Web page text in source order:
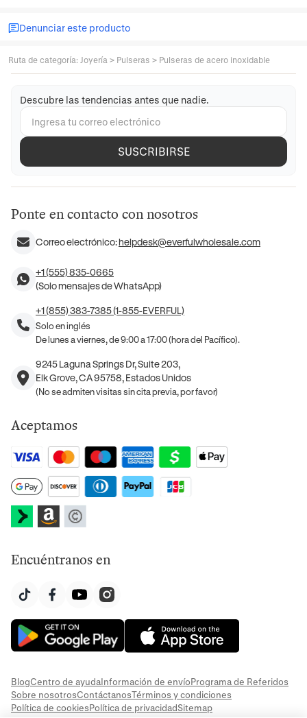
Denunciar este producto
Ruta de categoría: Joyería > Pulseras > Pulseras de acero inoxidable
Descubre las tendencias antes que nadie.
SUSCRIBIRSE
Ponte en contacto con nosotros
Correo electrónico:helpdesk@everfulwholesale.com
+1 (555) 835-0665
(Solo mensajes de WhatsApp)
+1 (855) 383-7385 (1-855-EVERFUL)
Solo en inglés
De lunes a viernes, de 9:00 a 17:00 (hora del Pacífico).
9245 Laguna Springs Dr, Suite 203,
Elk Grove, CA 95758, Estados Unidos
(No se admiten visitas sin cita previa, por favor)
Aceptamos
Encuéntranos en
BlogCentro de ayudaInformación de envíoPrograma de Referidos
Sobre nosotrosContáctanosTérminos y condiciones
Política de cookiesPolítica de privacidadSitemap